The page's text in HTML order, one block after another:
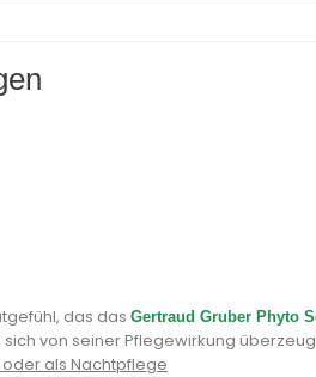
das das Gertraud Gruber Phyto
von seiner Pflegewirkung
als Nachtpflege